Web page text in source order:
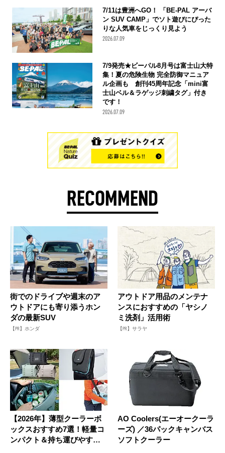
7/11は豊洲へGO！ 「BE-PAL アーバ
ン SUV CAMP」でソト遊びにぴった
りな人気車をじっくり見よう
2026.07.09
7/9発売★ビーパル8月号は富士山大特
集！夏の危険生物 完全防御マニュア
ル企画も 創刊45周年記念「mini富
士山ベル＆ラゲッジ刺繍タグ」付き
です！
2026.07.09
RECOMMEND
街でのドライブや週末のア
ウトドアにも寄り添うホン
ダの最新SUV
【PR】ホンダ
アウトドア用品のメンテナ
ンスにおすすめの「ヤシノ
ミ洗剤」活用術
【PR】サラヤ
【2026年】薄型クーラーボ
ックスおすすめ7選！軽量コ
ンパクト＆持ち運びやすい
AO Coolers(エーオークーラ
ーズ) ／36パックキャンバス
ソフトクーラー